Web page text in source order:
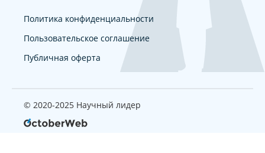
Политика конфиденциальности
Пользовательское соглашение
Публичная оферта
© 2020-2025 Научный лидер